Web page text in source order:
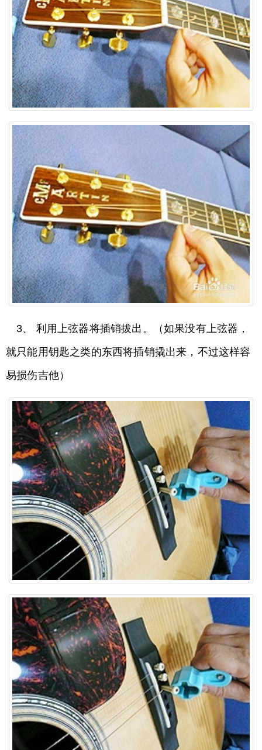
3、 利用上弦器将插销拔出。（如果没有上弦器，
就只能用钥匙之类的东西将插销撬出来，不过这样容
易损伤吉他）